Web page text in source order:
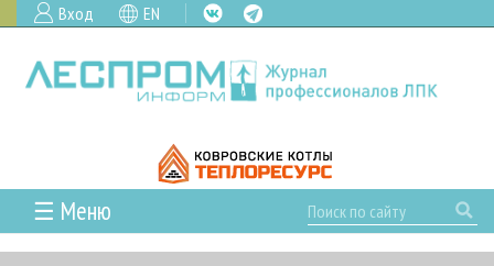
Вход EN
☰ Меню
ГЛАВНАЯ